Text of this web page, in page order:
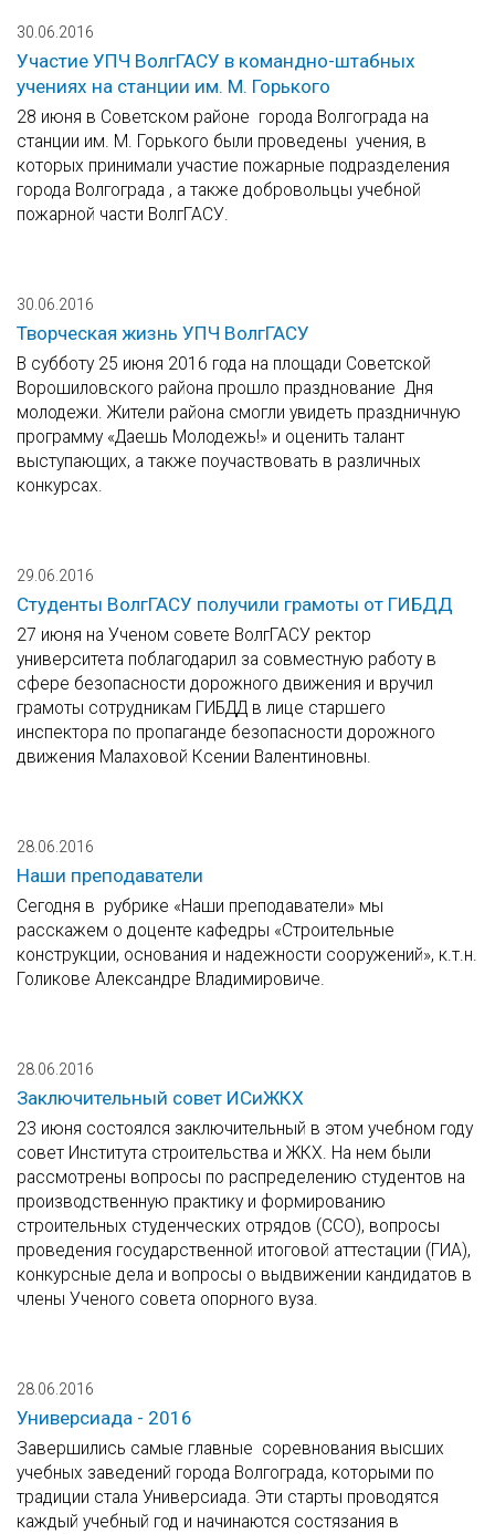
30.06.2016
Участие УПЧ ВолгГАСУ в командно-штабных
учениях на станции им. М. Горького
28 июня в Советском районе города Волгограда на
станции им. М. Горького были проведены учения, в
которых принимали участие пожарные подразделения
города Волгограда , а также добровольцы учебной
пожарной части ВолгГАСУ.
30.06.2016
Творческая жизнь УПЧ ВолгГАСУ
В субботу 25 июня 2016 года на площади Советской
Ворошиловского района прошло празднование Дня
молодежи. Жители района смогли увидеть праздничную
программу «Даешь Молодежь!» и оценить талант
выступающих, а также поучаствовать в различных
конкурсах.
29.06.2016
Студенты ВолгГАСУ получили грамоты от ГИБДД
27 июня на Ученом совете ВолгГАСУ ректор
университета поблагодарил за совместную работу в
сфере безопасности дорожного движения и вручил
грамоты сотрудникам ГИБДД в лице старшего
инспектора по пропаганде безопасности дорожного
движения Малаховой Ксении Валентиновны.
28.06.2016
Наши преподаватели
Сегодня в рубрике «Наши преподаватели» мы
расскажем о доценте кафедры «Строительные
конструкции, основания и надежности сооружений», к.т.н.
Голикове Александре Владимировиче.
28.06.2016
Заключительный совет ИСиЖКХ
23 июня состоялся заключительный в этом учебном году
совет Института строительства и ЖКХ. На нем были
рассмотрены вопросы по распределению студентов на
производственную практику и формированию
строительных студенческих отрядов (ССО), вопросы
проведения государственной итоговой аттестации (ГИА),
конкурсные дела и вопросы о выдвижении кандидатов в
члены Ученого совета опорного вуза.
28.06.2016
Универсиада - 2016
Завершились самые главные соревнования высших
учебных заведений города Волгограда, которыми по
традиции стала Универсиада. Эти старты проводятся
каждый учебный год и начинаются состязания в